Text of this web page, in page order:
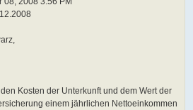
Kosten der Unterkunft und dem Wert der
einem jährlichen Nettoeinkommen